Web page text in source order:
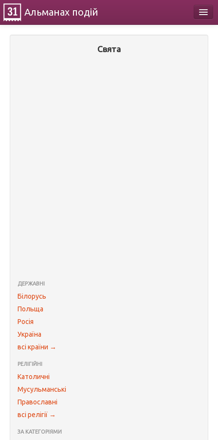
Альманах подій
Свята
ДЕРЖАВНІ
Білорусь
Польща
Росія
Україна
всі країни →
РЕЛІГІЙНІ
Католичні
Мусульманські
Православні
всі релігії →
ЗА КАТЕГОРІЯМИ